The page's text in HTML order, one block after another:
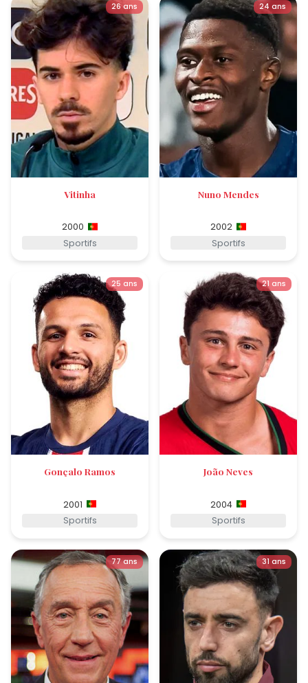
26 ans
Vitinha
2000
Sportifs
24 ans
Nuno Mendes
2002
Sportifs
25 ans
Gonçalo Ramos
2001
Sportifs
21 ans
João Neves
2004
Sportifs
77 ans 31 ans